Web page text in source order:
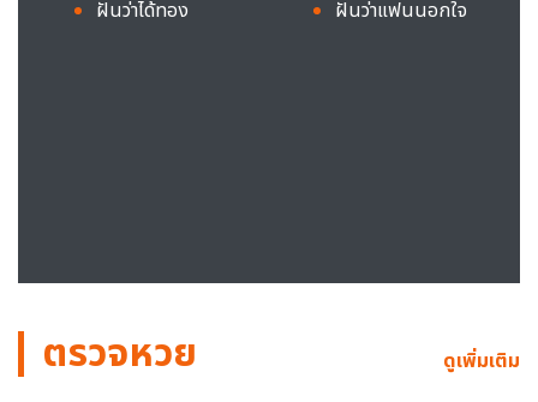
ฝันว่าได้ทอง
ฝันว่าแฟนนอกใจ
ตรวจหวย ดูเพิ่มเติม